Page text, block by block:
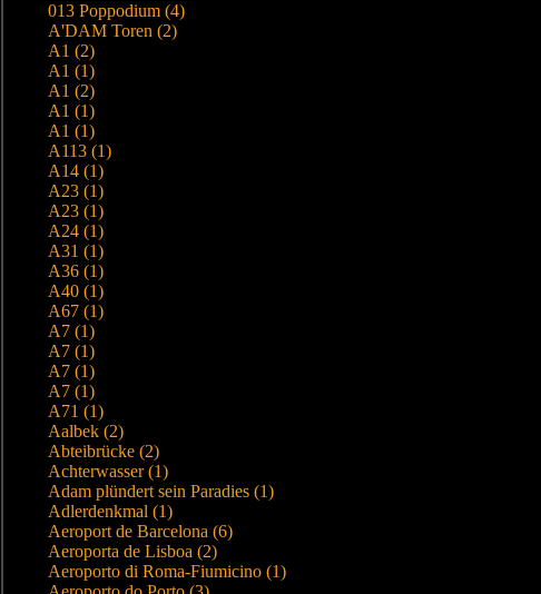
013 Poppodium (4)
A'DAM Toren (2)
A1 (2)
A1 (1)
A1 (2)
A1 (1)
A1 (1)
A113 (1)
A14 (1)
A23 (1)
A23 (1)
A24 (1)
A31 (1)
A36 (1)
A40 (1)
A67 (1)
A7 (1)
A7 (1)
A7 (1)
A7 (1)
A71 (1)
Aalbek (2)
Abteibrücke (2)
Achterwasser (1)
Adam plündert sein Paradies (1)
Adlerdenkmal (1)
Aeroport de Barcelona (6)
Aeroporta de Lisboa (2)
Aeroporto di Roma-Fiumicino (1)